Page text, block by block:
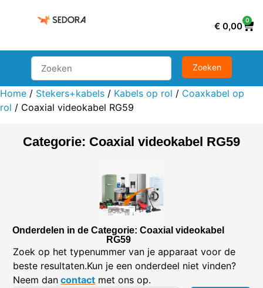
€ 0,00
0
Home / Stekers+kabels / Kabels op rol / Coaxkabel op
rol / Coaxial videokabel RG59
Categorie: Coaxial videokabel RG59
Onderdelen in de Categorie: Coaxial videokabel
RG59
Zoek op het typenummer van je apparaat voor de
beste resultaten.Kun je een onderdeel niet vinden?
Neem dan contact met ons op.